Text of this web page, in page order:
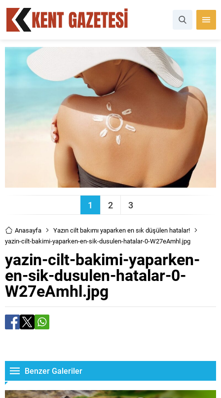
1 2 3
Anasayfa
Yazın cilt bakımı yaparken en sık düşülen hatalar!
yazin-cilt-bakimi-yaparken-en-sik-dusulen-hatalar-0-W27eAmhl.jpg
yazin-cilt-bakimi-yaparken-
en-sik-dusulen-hatalar-0-
W27eAmhl.jpg
Benzer Galeriler